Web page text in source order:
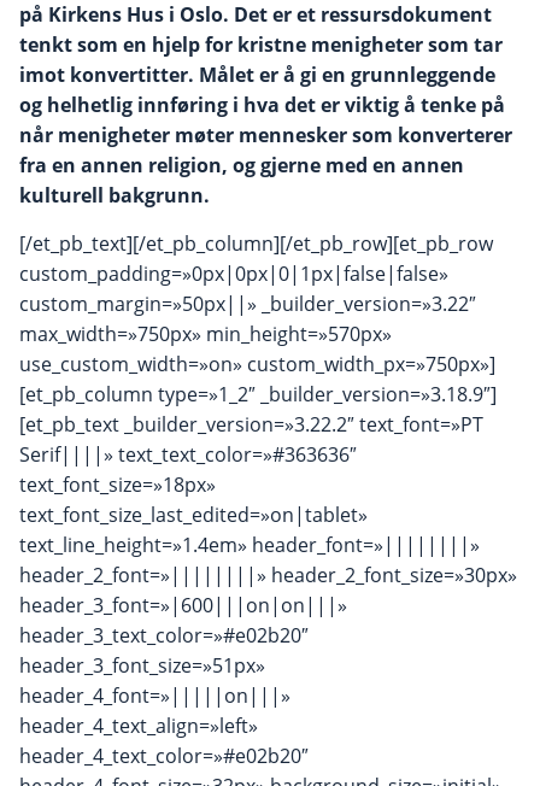
på Kirkens Hus i Oslo. Det er et ressursdokument
tenkt som en hjelp for kristne menigheter som tar
imot konvertitter. Målet er å gi en grunnleggende
og helhetlig innføring i hva det er viktig å tenke på
når menigheter møter mennesker som konverterer
fra en annen religion, og gjerne med en annen
kulturell bakgrunn.
[/et_pb_text][/et_pb_column][/et_pb_row][et_pb_row
custom_padding=»0px|0px|0|1px|false|false»
custom_margin=»50px||» _builder_version=»3.22″
max_width=»750px» min_height=»570px»
use_custom_width=»on» custom_width_px=»750px»]
[et_pb_column type=»1_2″ _builder_version=»3.18.9″]
[et_pb_text _builder_version=»3.22.2″ text_font=»PT
Serif||||» text_text_color=»#363636″
text_font_size=»18px»
text_font_size_last_edited=»on|tablet»
text_line_height=»1.4em» header_font=»||||||||»
header_2_font=»||||||||» header_2_font_size=»30px»
header_3_font=»|600|||on|on|||»
header_3_text_color=»#e02b20″
header_3_font_size=»51px»
header_4_font=»|||||on|||»
header_4_text_align=»left»
header_4_text_color=»#e02b20″